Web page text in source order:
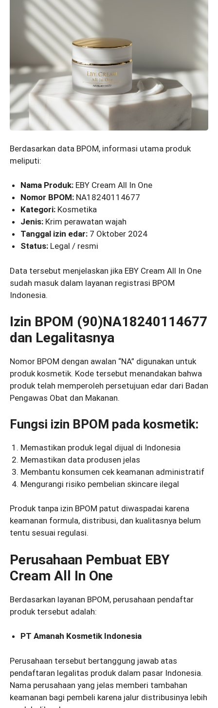
Berdasarkan data BPOM, informasi utama produk
meliputi:
Nama Produk: EBY Cream All In One
Nomor BPOM: NA18240114677
Kategori: Kosmetika
Jenis: Krim perawatan wajah
Tanggal izin edar: 7 Oktober 2024
Status: Legal / resmi
Data tersebut menjelaskan jika EBY Cream All In One
sudah masuk dalam layanan registrasi BPOM
Indonesia.
Izin BPOM (90)NA18240114677
dan Legalitasnya
Nomor BPOM dengan awalan “NA” digunakan untuk
produk kosmetik. Kode tersebut menandakan bahwa
produk telah memperoleh persetujuan edar dari Badan
Pengawas Obat dan Makanan.
Fungsi izin BPOM pada kosmetik:
Memastikan produk legal dijual di Indonesia
Memastikan data produsen jelas
Membantu konsumen cek keamanan administratif
Mengurangi risiko pembelian skincare ilegal
Produk tanpa izin BPOM patut diwaspadai karena
keamanan formula, distribusi, dan kualitasnya belum
tentu sesuai regulasi.
Perusahaan Pembuat EBY
Cream All In One
Berdasarkan layanan BPOM, perusahaan pendaftar
produk tersebut adalah:
PT Amanah Kosmetik Indonesia
Perusahaan tersebut bertanggung jawab atas
pendaftaran legalitas produk dalam pasar Indonesia.
Nama perusahaan yang jelas memberi tambahan
keamanan bagi pembeli karena jalur distribusinya lebih